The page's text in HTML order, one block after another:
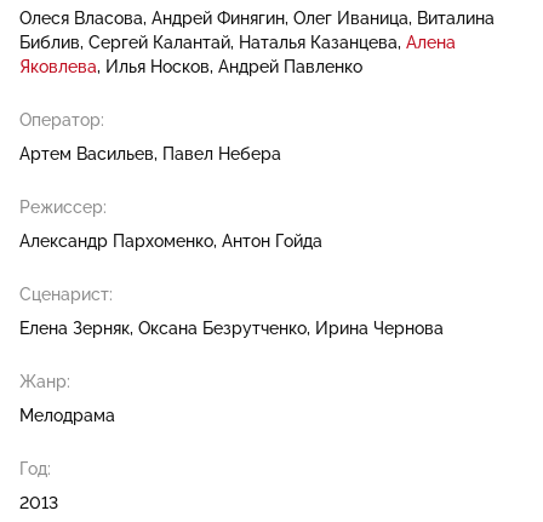
Олеся Власова Андрей Финягин Олег Иваница
Виталина
Библив Сергей Калантай Наталья Казанцева Алена
Яковлева
Илья Носков Андрей Павленко
Оператор:
Артем Васильев
Павел Небера
Режиссер:
Александр Пархоменко Антон Гойда
Сценарист:
Елена Зерняк Оксана Безрутченко Ирина Чернова
Жанр:
Мелодрама
Год:
2013